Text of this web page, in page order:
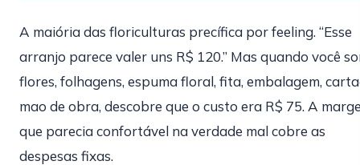
A maiória das floriculturas precífica por feeling. “Esse
arranjo parece valer uns R$ 120.” Mas quando você
flores, folhagens, espuma floral, fita, embalagem,
mao de obra, descobre que o custo era R$ 75. A
que parecia confortável na verdade mal cobre as
despesas fixas.